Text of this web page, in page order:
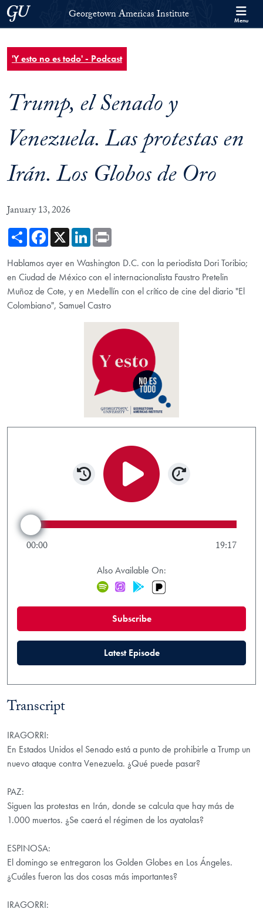
Skip to Georgetown Americas Institute Full Site Menu
Skip to main content
Georgetown UniversityGeorgetown Americas Institute Menu
'Y esto no es todo' - Podcast
Trump, el Senado y
Venezuela. Las protestas en
Irán. Los Globos de Oro
January 13, 2026
ShareFacebook
X LinkedIn
Hablamos ayer en Washington D.C. con la periodista Dori Toribio;
en Ciudad de México con el internacionalista Faustro Pretelin
Muñoz de Cote, y en Medellín con el crítico de cine del diario "El
Colombiano", Samuel Castro
Transcript
IRAGORRI:
En Estados Unidos el Senado está a punto de prohibirle a Trump un
nuevo ataque contra Venezuela. ¿Qué puede pasar?
PAZ:
Siguen las protestas en Irán, donde se calcula que hay más de
1.000 muertos. ¿Se caerá el régimen de los ayatolas?
ESPINOSA:
El domingo se entregaron los Golden Globes en Los Ángeles.
¿Cuáles fueron las dos cosas más importantes?
IRAGORRI:
Rewind 15 seconds
Audio Scrubber
00:00 19:17
Also Available On:
Spotify
iTunesGoogle Play
Subscribe(new window)
Latest Episode(new window)